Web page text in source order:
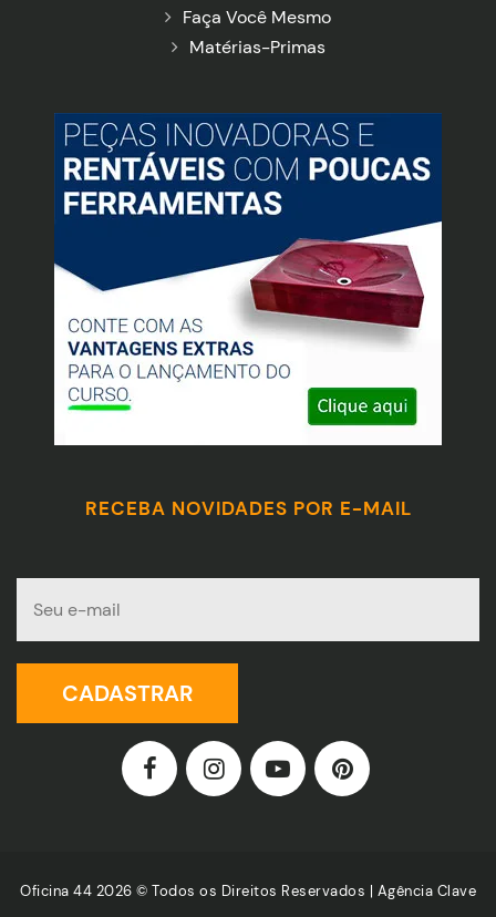
Faça Você Mesmo
Matérias-Primas
RECEBA NOVIDADES POR E-MAIL
Oficina 44 2026 © Todos os Direitos Reservados | Agência Clave